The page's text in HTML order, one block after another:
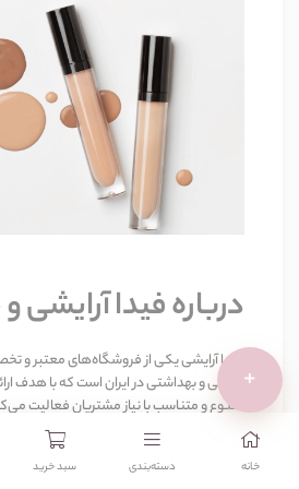
درباره فیدا
فیدا آرایشییکی از فروشگاه‌های معتبر و
آرایشی و بهداشتی در ایران است که با هدف
متنوع و متناسب با نیاز مشتریان فعالیت
توانسته با ارائه‌ی تجربه‌ی خریدی آسان، مطمئن
در میان علاقه‌مندان به دنیای زیبایی و آرایش
+
خانه دسته‌بندی‌ سبد خرید